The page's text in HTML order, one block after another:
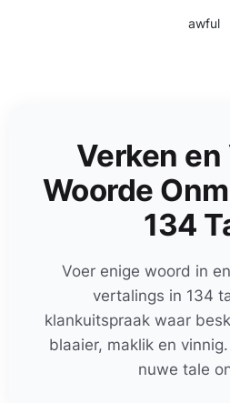
awful
Verken
Woorde
134
Voer enige woord in
vertalings in 134
klankuitspraak waar
blaaier, maklik en
nuwe tale